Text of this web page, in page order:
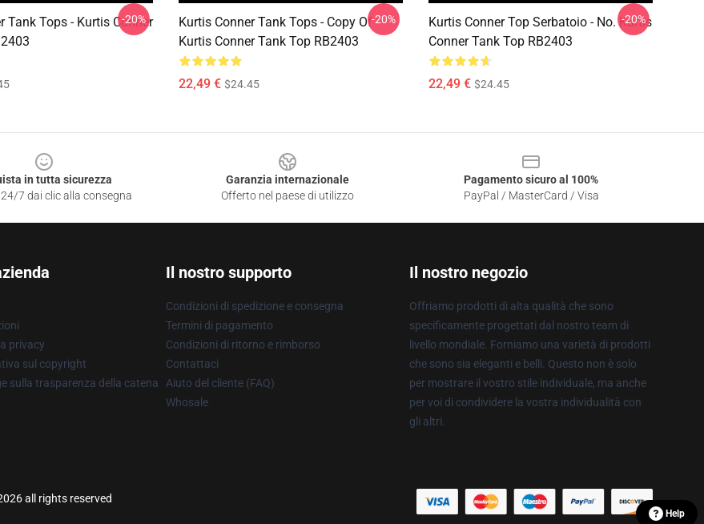
Tank Tops - Kurtis Conner
-20%
Kurtis Conner Tank Tops - Copy Of
Kurtis Conner Tank Top RB2403
22,49 € $24.45
-20%
Kurtis Conner Top Serbatoio - No. Kurtis
Conner Tank Top RB2403
22,49 € $24.45
-20%
in tutta sicurezza
7 dai clic alla consegna
Garanzia internazionale
Offerto nel paese di utilizzo
Pagamento sicuro al 100%
PayPal / MasterCard / Visa
privacy
sul copyright
sulla trasparenza della catena
Il nostro supporto
Condizioni di spedizione e consegna
Termini di pagamento
Condizioni di ritorno e rimborso
Contattaci
Aiuto del cliente (FAQ)
Whosale
Il nostro negozio
Offriamo prodotti di alta qualità che sono
specificamente progettati dal nostro team di
livello mondiale. Forniamo una varietà di prodotti
che sono sia eleganti e belli. Questo non è solo
per mostrare il vostro stile individuale, ma anche
per voi di condividere la vostra individualità con
gli altri.
all rights reserved
Help